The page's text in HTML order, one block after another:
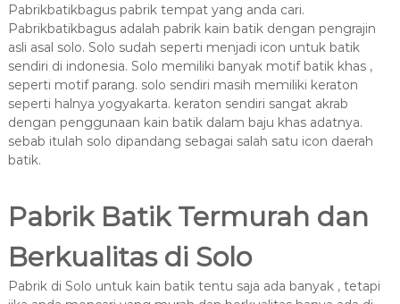
Pabrikbatikbagus pabrik tempat yang anda cari.
Pabrikbatikbagus adalah pabrik kain batik dengan pengrajin
asli asal solo. Solo sudah seperti menjadi icon untuk batik
sendiri di indonesia. Solo memiliki banyak motif batik khas ,
seperti motif parang. solo sendiri masih memiliki keraton
seperti halnya yogyakarta. keraton sendiri sangat akrab
dengan penggunaan kain batik dalam baju khas adatnya.
sebab itulah solo dipandang sebagai salah satu icon daerah
batik.
Pabrik Batik Termurah dan
Berkualitas di Solo
Pabrik di Solo untuk kain batik tentu saja ada banyak , tetapi